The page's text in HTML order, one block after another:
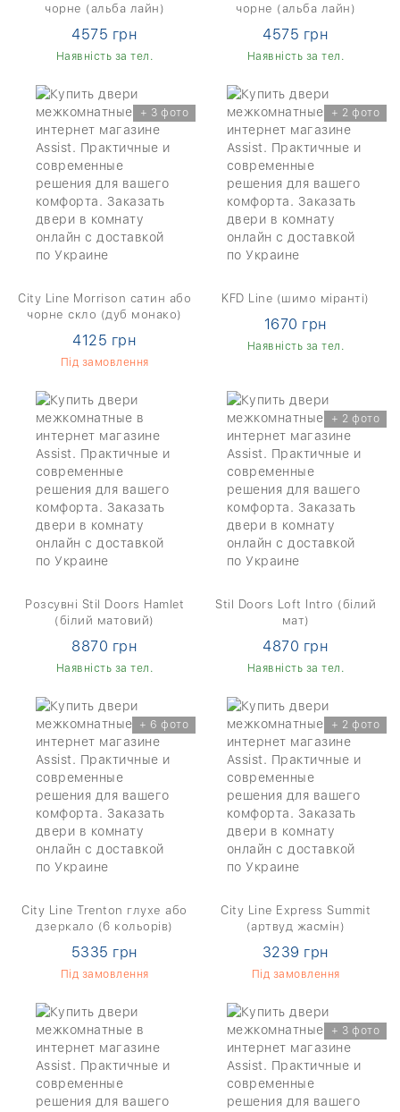
чорне (альба лайн)
4575 грн
Наявність за тел.
чорне (альба лайн)
4575 грн
Наявність за тел.
+ 3 фото
City Line Morrison сатин або
чорне скло (дуб монако)
4125 грн
Під замовлення
+ 2 фото
KFD Line (шимо міранті)
1670 грн
Наявність за тел.
Розсувні Stil Doors Hamlet
(білий матовий)
8870 грн
Наявність за тел.
+ 2 фото
Stil Doors Loft Intro (білий
мат)
4870 грн
Наявність за тел.
+ 6 фото
City Line Trenton глухе або
дзеркало (6 кольорів)
5335 грн
Під замовлення
+ 2 фото
City Line Express Summit
(артвуд жасмін)
3239 грн
Під замовлення
+ 3 фото